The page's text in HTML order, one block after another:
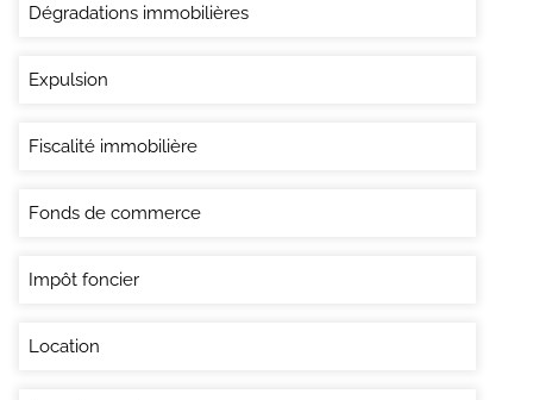
Dégradations immobilières
Expulsion
Fiscalité immobilière
Fonds de commerce
Impôt foncier
Location